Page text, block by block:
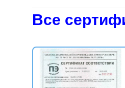
Все